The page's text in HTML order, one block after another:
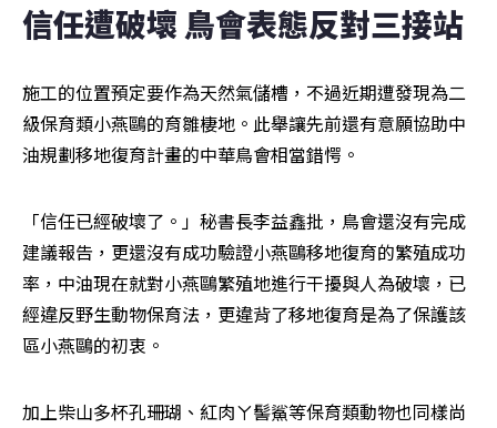
信任遭破壞 鳥會表態反對三接站
施工的位置預定要作為天然氣儲槽，不過近期遭發現為二
級保育類小燕鷗的育雛棲地。此舉讓先前還有意願協助中
油規劃移地復育計畫的中華鳥會相當錯愕。
「信任已經破壞了。」秘書長李益鑫批，鳥會還沒有完成
建議報告，更還沒有成功驗證小燕鷗移地復育的繁殖成功
率，中油現在就對小燕鷗繁殖地進行干擾與人為破壞，已
經違反野生動物保育法，更違背了移地復育是為了保護該
區小燕鷗的初衷。
加上柴山多杯孔珊瑚、紅肉ㄚ髻鯊等保育類動物也同樣尚